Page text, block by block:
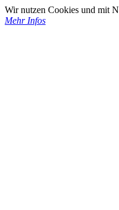
Wir nutzen Cookies und mit
Mehr Infos